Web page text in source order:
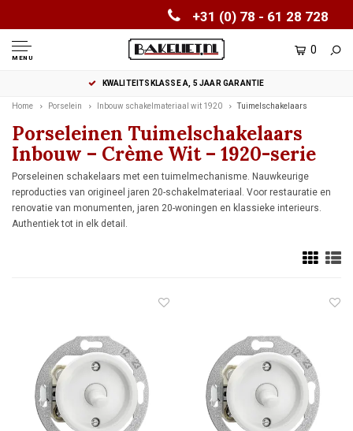
+31 (0) 78 - 61 28 728
MENU
0
KWALITEITSKLASSE A, 5 JAAR GARANTIE
Home Porselein Inbouw schakelmateriaal wit 1920 Tuimelschakelaars
Porseleinen Tuimelschakelaars
Inbouw – Crème Wit – 1920-serie
Porseleinen schakelaars met een tuimelmechanisme. Nauwkeurige
reproducties van origineel jaren 20-schakelmateriaal. Voor restauratie en
renovatie van monumenten, jaren 20-woningen en klassieke interieurs.
Authentiek tot in elk detail.